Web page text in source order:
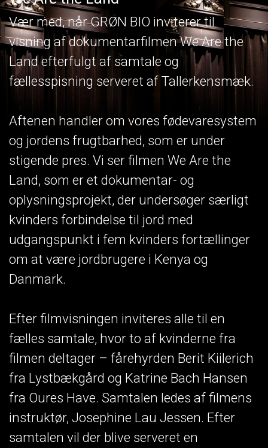
Vær med, når GRØN BIO inviterer til
visning af dokumentarfilmen We Are the
Land efterfulgt af samtale og
fællesspisning serveret af Tallerkensmæk.
Aftenen handler om vores fødevaresystem
og jordens frugtbarhed, som er under
stigende pres. Vi ser filmen We Are the
Land, som er et dokumentar- og
oplysningsprojekt, der undersøger særligt
kvinders forbindelse til jord med
udgangspunkt i fem kvinders fortællinger
om at være jordbrugere i Kenya og
Danmark.
Efter filmvisningen inviteres alle til en
fælles samtale, hvor to af kvinderne fra
filmen deltager – fårehyrden Berit Kiilerich
fra Lystbækgård og Katrine Bach Hansen
fra Oures Have. Samtalen ledes af filmens
instruktør, Josephine Lau Jessen. Efter
samtalen vil der blive serveret en